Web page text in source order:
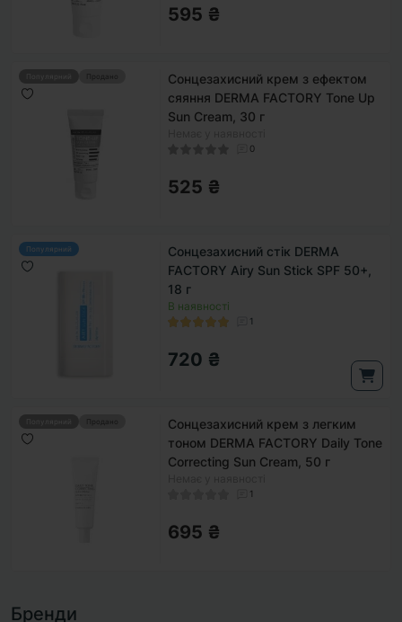
595 ₴
Продано
Сонцезахисний крем з ефектом
сяяння DERMA FACTORY Tone Up
Sun Cream, 30 г
0
525 ₴
Популярний
Сонцезахисний стік DERMA
FACTORY Airy Sun Stick SPF 50+,
18 г
В наявності
1
720 ₴
Продано
Сонцезахисний крем з легким
тоном DERMA FACTORY Daily Tone
Correcting Sun Cream, 50 г
1
695 ₴
Бренди